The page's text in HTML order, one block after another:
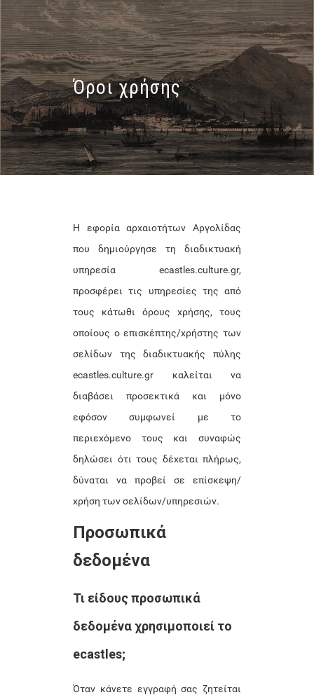
Μετάβαση στο περιεχόμενο
Μετάβαση στο περιεχόμενο
Όροι χρήσης
Η εφορία αρχαιοτήτων Αργολίδας
που δημιούργησε τη διαδικτυακή
υπηρεσία ecastles.culture.gr,
προσφέρει τις υπηρεσίες της από
τους κάτωθι όρους χρήσης, τους
οποίους ο επισκέπτης/χρήστης των
σελίδων της διαδικτυακής πύλης
ecastles.culture.gr καλείται να
διαβάσει προσεκτικά και μόνο
εφόσον συμφωνεί με το
περιεχόμενο τους και συναφώς
δηλώσει ότι τους δέχεται πλήρως,
δύναται να προβεί σε επίσκεψη/
χρήση των σελίδων/υπηρεσιών.
Προσωπικά
δεδομένα
Τι είδους προσωπικά
δεδομένα χρησιμοποιεί το
ecastles;
Όταν κάνετε εγγραφή σας ζητείται